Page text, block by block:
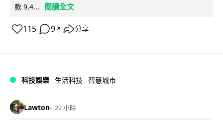
款 9,4...
閱讀全文
115 9 ↗ 分享
科技娛樂 生活科技 智慧城市
Lawton 22 小時